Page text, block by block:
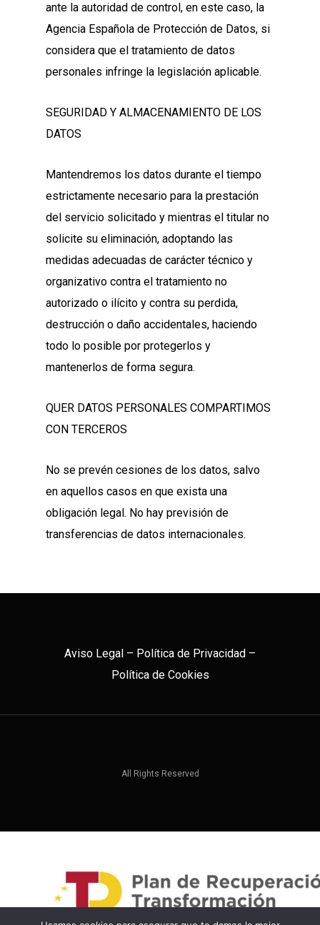
ante la autoridad de control, en este caso, la
Agencia Española de Protección de Datos, si
considera que el tratamiento de datos
personales infringe la legislación aplicable.
SEGURIDAD Y ALMACENAMIENTO DE LOS
DATOS
Mantendremos los datos durante el tiempo
estrictamente necesario para la prestación
del servicio solicitado y mientras el titular no
solicite su eliminación, adoptando las
medidas adecuadas de carácter técnico y
organizativo contra el tratamiento no
autorizado o ilícito y contra su perdida,
destrucción o daño accidentales, haciendo
todo lo posible por protegerlos y
mantenerlos de forma segura.
QUER DATOS PERSONALES COMPARTIMOS
CON TERCEROS
No se prevén cesiones de los datos, salvo
en aquellos casos en que exista una
obligación legal. No hay previsión de
transferencias de datos internacionales.
Aviso Legal – Política de Privacidad –
Política de Cookies
All Rights Reserved